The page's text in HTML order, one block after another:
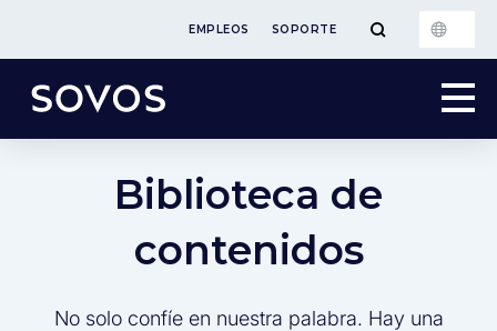
EMPLEOS SOPORTE
Biblioteca de
contenidos
No solo confíe en nuestra palabra. Hay una